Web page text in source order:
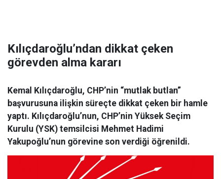
Kılıçdaroğlu’ndan dikkat çeken
görevden alma kararı
Kemal Kılıçdaroğlu, CHP’nin “mutlak butlan”
başvurusuna ilişkin süreçte dikkat çeken bir hamle
yaptı. Kılıçdaroğlu’nun, CHP’nin Yüksek Seçim
Kurulu (YSK) temsilcisi Mehmet Hadimi
Yakupoğlu’nun görevine son verdiği öğrenildi.